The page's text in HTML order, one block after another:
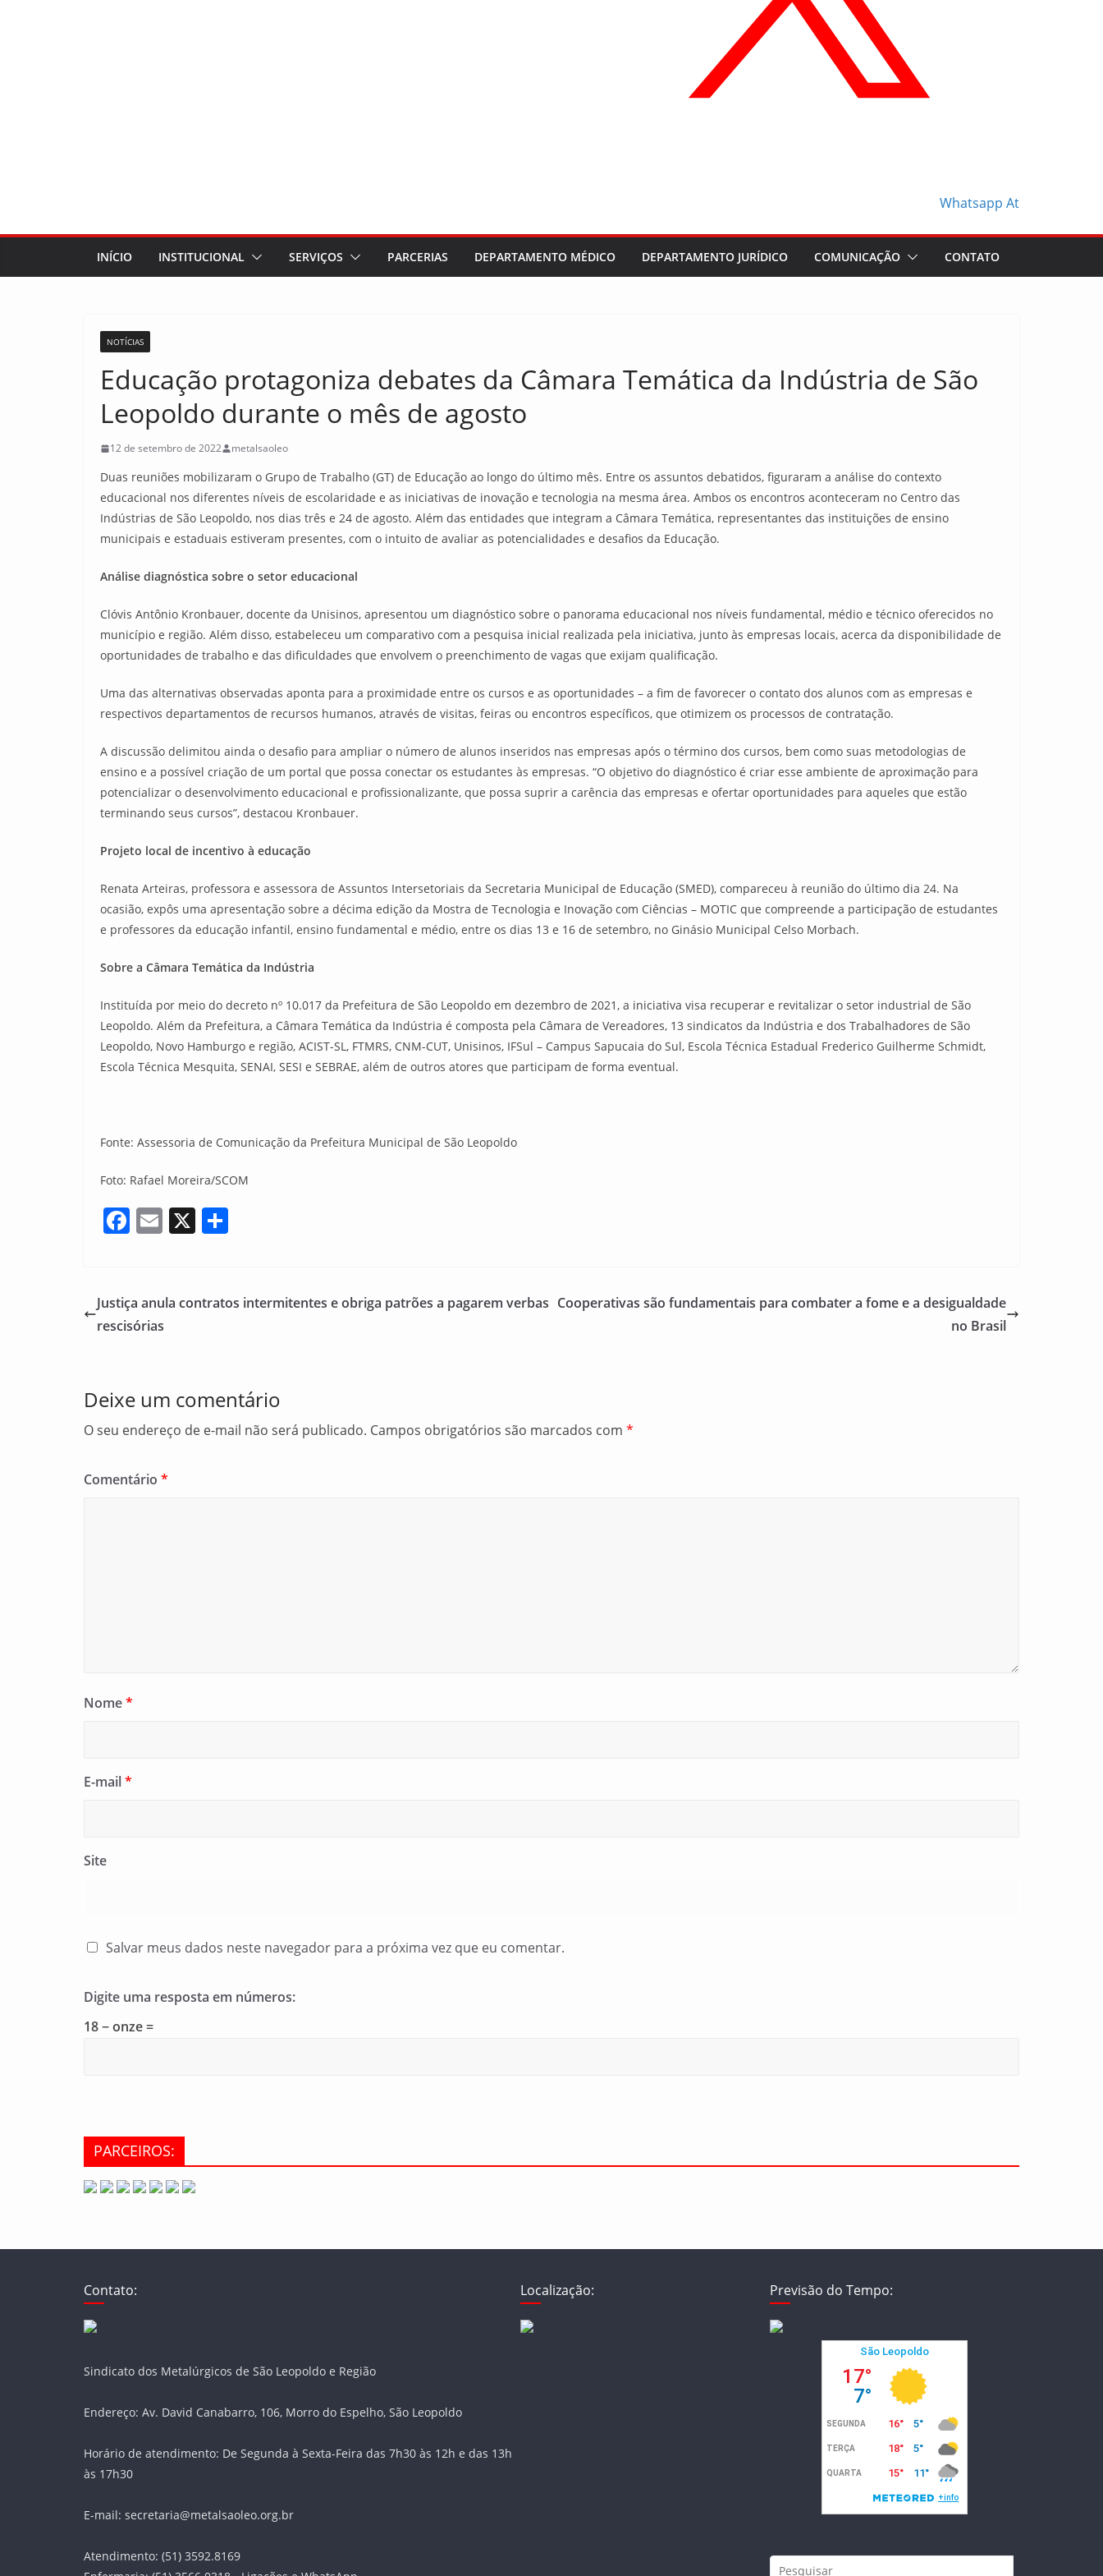
Whatsapp At
INÍCIO INSTITUCIONAL SERVIÇOS PARCERIAS DEPARTAMENTO MÉDICO DEPARTAMENTO JURÍDICO COMUNICAÇÃO CONTATO
NOTÍCIAS
Educação protagoniza debates da Câmara Temática da Indústria de São
Leopoldo durante o mês de agosto
12 de setembro de 2022 metalsaoleo
Duas reuniões mobilizaram o Grupo de Trabalho (GT) de Educação ao longo do último mês. Entre os assuntos debatidos, figuraram a análise do contexto
educacional nos diferentes níveis de escolaridade e as iniciativas de inovação e tecnologia na mesma área. Ambos os encontros aconteceram no Centro das
Indústrias de São Leopoldo, nos dias três e 24 de agosto. Além das entidades que integram a Câmara Temática, representantes das instituições de ensino
municipais e estaduais estiveram presentes, com o intuito de avaliar as potencialidades e desafios da Educação.
Análise diagnóstica sobre o setor educacional
Clóvis Antônio Kronbauer, docente da Unisinos, apresentou um diagnóstico sobre o panorama educacional nos níveis fundamental, médio e técnico oferecidos no
município e região. Além disso, estabeleceu um comparativo com a pesquisa inicial realizada pela iniciativa, junto às empresas locais, acerca da disponibilidade de
oportunidades de trabalho e das dificuldades que envolvem o preenchimento de vagas que exijam qualificação.
Uma das alternativas observadas aponta para a proximidade entre os cursos e as oportunidades – a fim de favorecer o contato dos alunos com as empresas e
respectivos departamentos de recursos humanos, através de visitas, feiras ou encontros específicos, que otimizem os processos de contratação.
A discussão delimitou ainda o desafio para ampliar o número de alunos inseridos nas empresas após o término dos cursos, bem como suas metodologias de
ensino e a possível criação de um portal que possa conectar os estudantes às empresas. “O objetivo do diagnóstico é criar esse ambiente de aproximação para
potencializar o desenvolvimento educacional e profissionalizante, que possa suprir a carência das empresas e ofertar oportunidades para aqueles que estão
terminando seus cursos”, destacou Kronbauer.
Projeto local de incentivo à educação
Renata Arteiras, professora e assessora de Assuntos Intersetoriais da Secretaria Municipal de Educação (SMED), compareceu à reunião do último dia 24. Na
ocasião, expôs uma apresentação sobre a décima edição da Mostra de Tecnologia e Inovação com Ciências – MOTIC que compreende a participação de estudantes
e professores da educação infantil, ensino fundamental e médio, entre os dias 13 e 16 de setembro, no Ginásio Municipal Celso Morbach.
Sobre a Câmara Temática da Indústria
Instituída por meio do decreto nº 10.017 da Prefeitura de São Leopoldo em dezembro de 2021, a iniciativa visa recuperar e revitalizar o setor industrial de São
Leopoldo. Além da Prefeitura, a Câmara Temática da Indústria é composta pela Câmara de Vereadores, 13 sindicatos da Indústria e dos Trabalhadores de São
Leopoldo, Novo Hamburgo e região, ACIST-SL, FTMRS, CNM-CUT, Unisinos, IFSul – Campus Sapucaia do Sul, Escola Técnica Estadual Frederico Guilherme Schmidt,
Escola Técnica Mesquita, SENAI, SESI e SEBRAE, além de outros atores que participam de forma eventual.
Fonte: Assessoria de Comunicação da Prefeitura Municipal de São Leopoldo
Foto: Rafael Moreira/SCOM
F
e
b
k
E
l
X
e
Justiça anula contratos intermitentes e obriga patrões a pagarem verbas
rescisórias
Cooperativas são fundamentais para combater a fome e a desigualdade
no Brasil
Deixe um comentário
O seu endereço de e-mail não será publicado. Campos obrigatórios são marcados com *
Comentário *
Nome*
E-mail*
Site
Salvar meus dados neste navegador para a próxima vez que eu comentar.
Digite uma resposta em números:
18 − onze =
PARCEIROS:
Contato:
Sindicato dos Metalúrgicos de São Leopoldo e Região
Endereço: Av. David Canabarro, 106, Morro do Espelho, São Leopoldo
Horário de atendimento: De Segunda à Sexta-Feira das 7h30 às 12h e das 13h
às 17h30
E-mail: secretaria@metalsaoleo.org.br
Atendimento: (51) 3592.8169
Localização: Previsão do Tempo: